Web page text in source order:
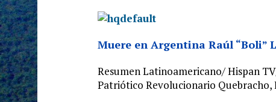
Muere en Argentina Raúl “Boli”
Resumen Latinoamericano/ Hispan
Patriótico Revolucionario Quebracho,